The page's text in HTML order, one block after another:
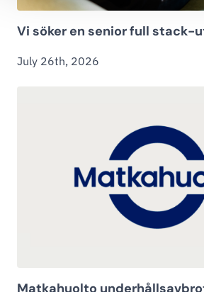
Vi söker en senior full stack-
July 26th, 2026
Matkahuolto